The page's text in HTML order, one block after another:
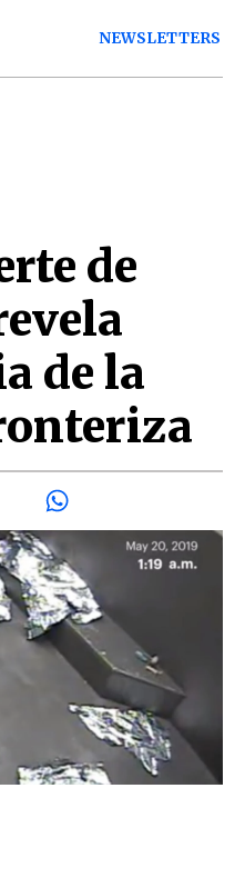
NEWSLETTERS
de
de la